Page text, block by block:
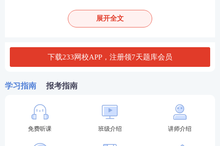
后即可免费阅读法考全部干货笔记，方便你利用碎片
料，赶紧去下载233网校app收藏下来吧。
【233网校】法律职业资格考试app会在法考考试前，
组织大规模模考大赛，测测你掌握的怎么样了，同时
还有丰厚的奖品，免费
课程送你，考前帮你巩固考
展开全文
下载233网校APP，注册领7天题库会员
学习指南 报考指南
免费听课 班级介绍 讲师介绍